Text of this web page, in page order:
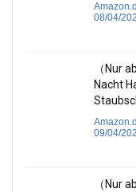
08/04/
（Nur
Nacht
09/04/
（Nur